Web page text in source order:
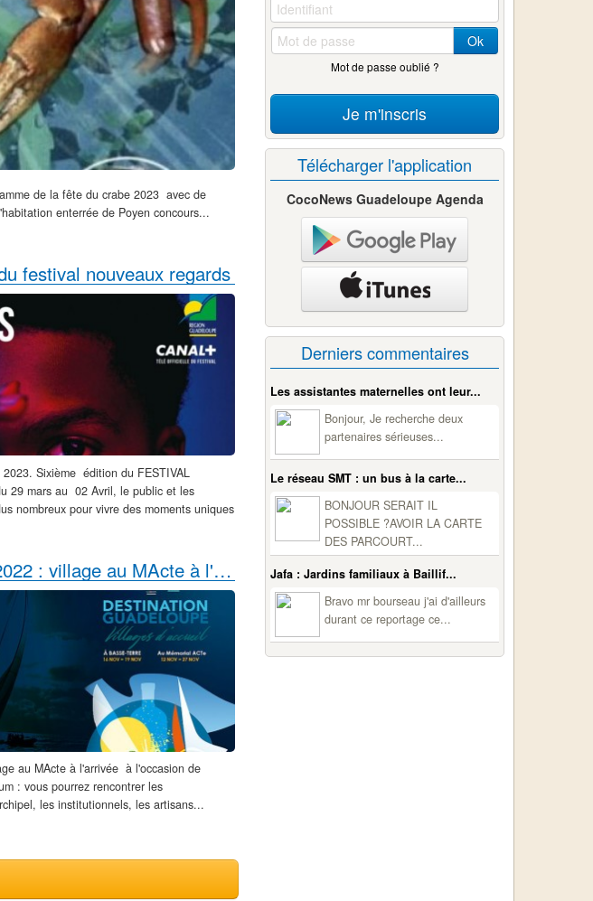
de la fête du crabe 2023 avec de
enterrée de Poyen concours...
festival nouveaux regards
Sixième édition du FESTIVAL
29 mars au 02 Avril, le public et les
nombreux pour vivre des moments uniques
Route du rhum 2022 : village au MActe à l'arrivée
au MActe à l'arrivée à l'occasion de
: vous pourrez rencontrer les
les institutionnels, les artisans...
Ok
Mot de passe oublié ?
Je m'inscris
Télécharger l'application
CocoNews Guadeloupe Agenda
Derniers commentaires
Les assistantes maternelles ont leur...
Bonjour, Je recherche deux
partenaires sérieuses...
Le réseau SMT : un bus à la carte...
BONJOUR SERAIT IL
POSSIBLE ?AVOIR LA CARTE
DES PARCOURT...
Jafa : Jardins familiaux à Baillif...
Bravo mr bourseau j'ai d'ailleurs
durant ce reportage ce...